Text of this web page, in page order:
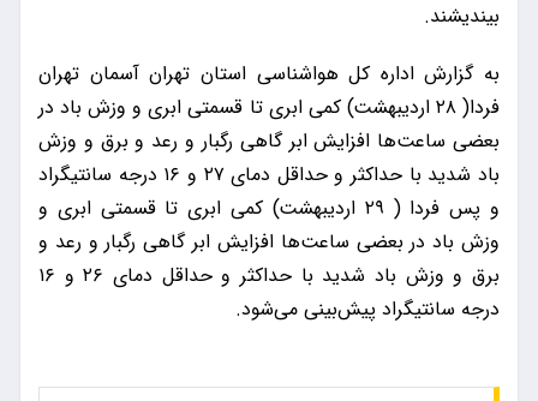
بیندیشند.
به گزارش اداره کل هواشناسی استان تهران آسمان تهران
فردا( ۲۸ اردیبهشت) کمی ابری تا قسمتی ابری و وزش باد در
بعضی ساعت‌ها افزایش ابر گاهی رگبار و رعد و برق و وزش
باد شدید با حداکثر و حداقل دمای ۲۷ و ۱۶ درجه سانتیگراد
و پس فردا ( ۲۹ اردیبهشت) کمی ابری تا قسمتی ابری و
وزش باد در بعضی ساعت‌ها افزایش ابر گاهی رگبار و رعد و
برق و وزش باد شدید با حداکثر و حداقل دمای ۲۶ و ۱۶
درجه سانتیگراد پیش‌بینی می‌شود.